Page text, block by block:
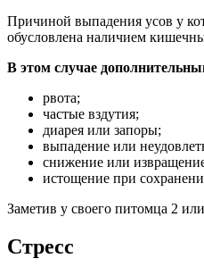
Причиной выпадения усов у
обусловлена наличием
В этом случае
рвота;
частые вздутия;
диарея или запоры;
выпадение или
снижение или
истощение при
Заметив у своего питомца 2
Стресс